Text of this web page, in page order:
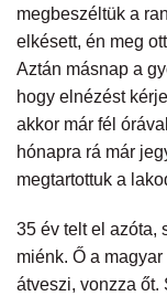
megbeszéltük a
elkésett, én meg
Aztán másnap a
hogy elnézést
akkor már fél
hónapra rá már
megtartottuk a
35 év telt el azóta,
miénk. Ő a
átveszi, vonzza őt.